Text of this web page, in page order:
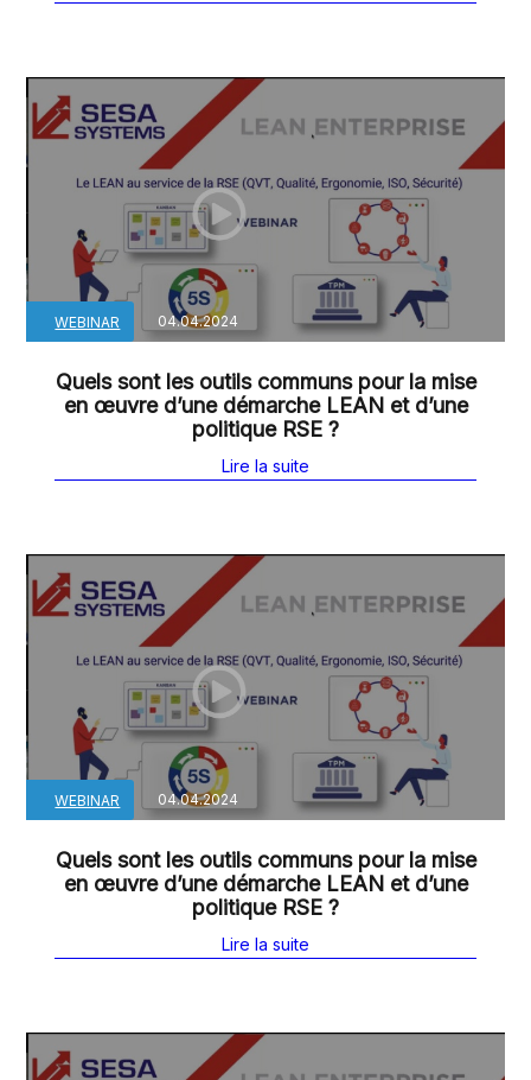
WEBINAR 04.04.2024
Quels sont les outils communs pour la mise
en œuvre d’une démarche LEAN et d’une
politique RSE ?
Lire la suite
WEBINAR 04.04.2024
Quels sont les outils communs pour la mise
en œuvre d’une démarche LEAN et d’une
politique RSE ?
Lire la suite